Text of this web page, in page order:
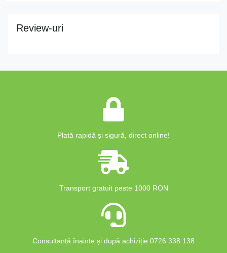
Review-uri
Plată rapidă și sigură, direct online!
Transport gratuit peste 1000 RON
Consultanță înainte și după achiziție 0726 338 138